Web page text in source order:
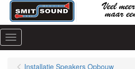
Menu
Installatie Speakers Opbouw